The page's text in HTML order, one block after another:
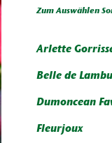
Zum Auswählen
Arlette
Belle de
Dumoncean
Fleurjoux